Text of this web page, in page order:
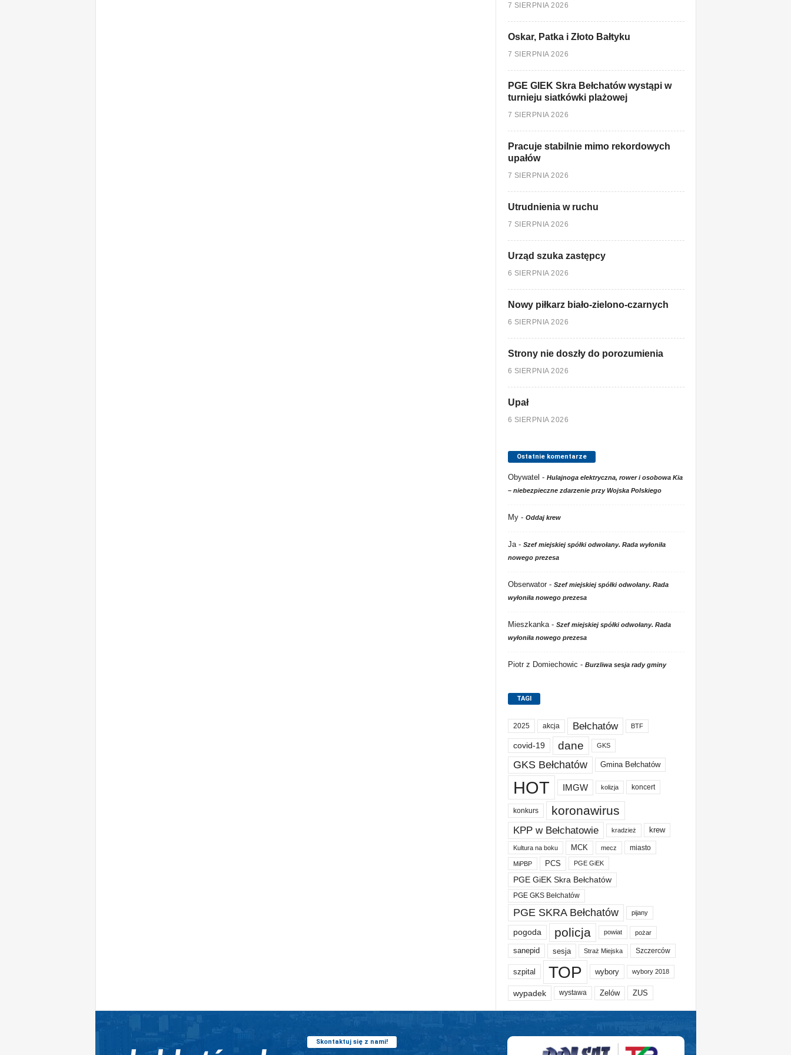
7 SIERPNIA 2026
Oskar, Patka i Złoto Bałtyku
7 SIERPNIA 2026
PGE GIEK Skra Bełchatów wystąpi w
turnieju siatkówki plażowej
7 SIERPNIA 2026
Pracuje stabilnie mimo rekordowych
upałów
7 SIERPNIA 2026
Utrudnienia w ruchu
7 SIERPNIA 2026
Urząd szuka zastępcy
6 SIERPNIA 2026
Nowy piłkarz biało-zielono-czarnych
6 SIERPNIA 2026
Strony nie doszły do porozumienia
6 SIERPNIA 2026
Upał
6 SIERPNIA 2026
Ostatnie komentarze
Obywatel - Hulajnoga elektryczna, rower i osobowa Kia
– niebezpieczne zdarzenie przy Wojska Polskiego
My- Oddaj krew
Ja- Szef miejskiej spółki odwołany. Rada wyłoniła
nowego prezesa
Obserwator- Szef miejskiej spółki odwołany. Rada
wyłoniła nowego prezesa
Mieszkanka- Szef miejskiej spółki odwołany. Rada
wyłoniła nowego prezesa
Piotr z Domiechowic - Burzliwa sesja rady gminy
TAGI
2025 akcja Bełchatów BTF
covid-19 dane GKS
GKS Bełchatów Gmina Bełchatów
HOT IMGW kolizja koncert
konkurs koronawirus
KPP w Bełchatowie kradzież krew
Kultura na boku MCK mecz miasto
MiPBP PCS PGE GiEK
PGE GiEK Skra Bełchatów
PGE GKS Bełchatów
PGE SKRA Bełchatów pijany
pogoda policja powiat pożar
sanepid sesja Straż Miejska Szczerców
szpital TOP wybory wybory 2018
wypadek wystawa Zelów ZUS
Skontaktuj się z nami!